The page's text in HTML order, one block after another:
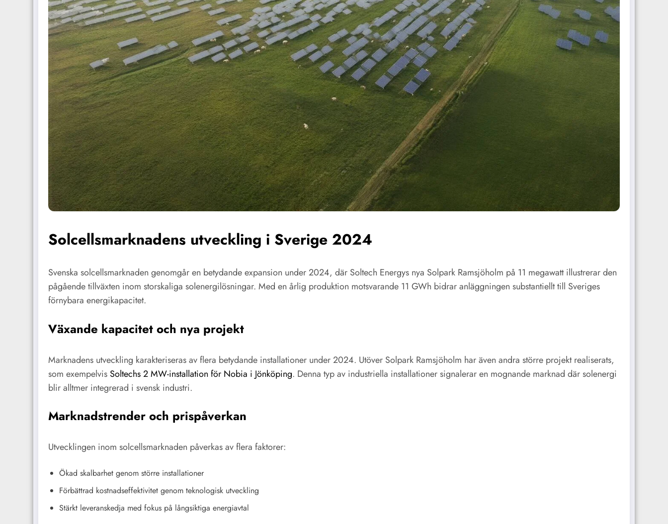
Solcellsmarknadens utveckling i Sverige 2024
Svenska solcellsmarknaden genomgår en betydande expansion under 2024, där Soltech Energys nya Solpark Ramsjöholm på 11 megawatt illustrerar den
pågående tillväxten inom storskaliga solenergilösningar. Med en årlig produktion motsvarande 11 GWh bidrar anläggningen substantiellt till Sveriges
förnybara energikapacitet.
Växande kapacitet och nya projekt
Marknadens utveckling karakteriseras av flera betydande installationer under 2024. Utöver Solpark Ramsjöholm har även andra större projekt realiserats,
som exempelvis Soltechs 2 MW-installation för Nobia i Jönköping. Denna typ av industriella installationer signalerar en mognande marknad där solenergi
blir alltmer integrerad i svensk industri.
Marknadstrender och prispåverkan
Utvecklingen inom solcellsmarknaden påverkas av flera faktorer:
Ökad skalbarhet genom större installationer
Förbättrad kostnadseffektivitet genom teknologisk utveckling
Stärkt leveranskedja med fokus på långsiktiga energiavtal